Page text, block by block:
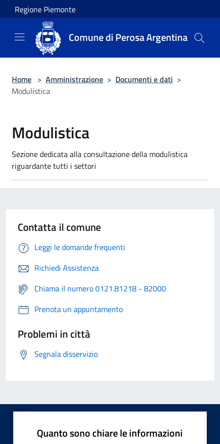
Salta al contenuto principale
Regione Piemonte
Comune di Perosa Argentina
Home > Amministrazione > Documenti e dati >
Modulistica
Modulistica
Sezione dedicata alla consultazione della modulistica
riguardante tutti i settori
Contatta il comune
Leggi le domande frequenti
Richiedi Assistenza
Chiama il numero 0121.81218 - 82000
Prenota un appuntamento
Problemi in città
Segnala disservizio
Quanto sono chiare le informazioni